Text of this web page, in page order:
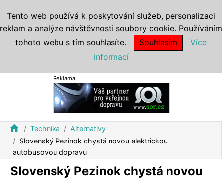
Reklama
home Technika
Alternativy
Slovenský Pezinok chystá novou elektrickou
autobusovou dopravu
Slovenský Pezinok chystá novou
Tento web používá k poskytování služeb, personalizaci
reklam a analýze návštěvnosti soubory cookie. Používáním
tohoto webu s tím souhlasíte.
Souhlasím
Více
informací